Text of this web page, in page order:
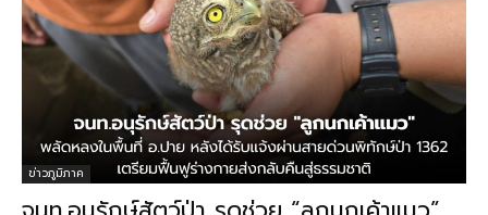
ข่าวภูมิภาค